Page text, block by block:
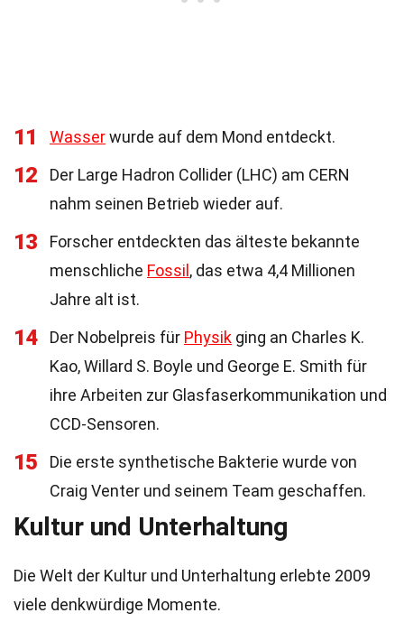
11 Wasserwurde auf dem Mond entdeckt.
12
Der Large Hadron Collider (LHC) am CERN
nahm seinen Betrieb wieder auf.
13
Forscher entdeckten das älteste bekannte
menschliche Fossil , das etwa 4,4 Millionen
Jahre alt ist.
14 Der Nobelpreis für Physik ging an Charles K.
Kao, Willard S. Boyle und George E. Smith für
ihre Arbeiten zur Glasfaserkommunikation und
CCD-Sensoren.
15
Die erste synthetische Bakterie wurde von
Craig Venter und seinem Team geschaffen.
Kultur und Unterhaltung
Die Welt der Kultur und Unterhaltung erlebte 2009
viele denkwürdige Momente.